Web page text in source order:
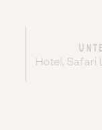
Hotel, Safari